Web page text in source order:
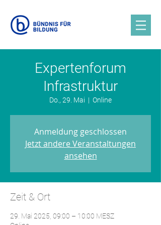
Expertenforum
Infrastruktur
Do., 29. Mai
  |
Online
Anmeldung geschlossen
Jetzt andere Veranstaltungen
ansehen
Zeit & Ort
29. Mai 2025, 09:00 – 10:00 MESZ